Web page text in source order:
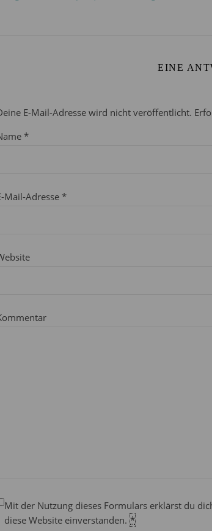
EINE
E-Mail-Adresse wird nicht veröffentlicht.
*
Mail-Adresse *
Mit der Nutzung dieses Formulars erklärst du
diese Website einverstanden. *